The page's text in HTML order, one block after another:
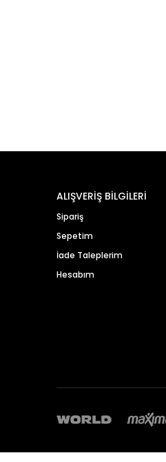
ALIŞVERİŞ BİLGİLERİ
Sipariş
Sepetim
İade Taleplerim
Hesabım